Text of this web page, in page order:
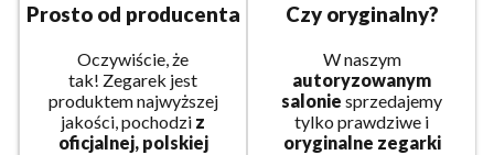
Prosto od producenta
Oczywiście, że
tak! Zegarek jest
produktem najwyższej
jakości, pochodzi z
oficjalnej, polskiej
Czy oryginalny?
W naszym
autoryzowanym
salonie sprzedajemy
tylko prawdziwe i
oryginalne zegarki